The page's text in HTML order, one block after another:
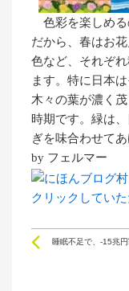
色彩を楽しめる
だから、春はお
色など、それぞ
ます。特に日本
木々の葉が濃く
時期です。緑は
ぎを味合わせてあ
by フェルマー
クリックしてい
Prev
睡眠不足で、‐15兆円